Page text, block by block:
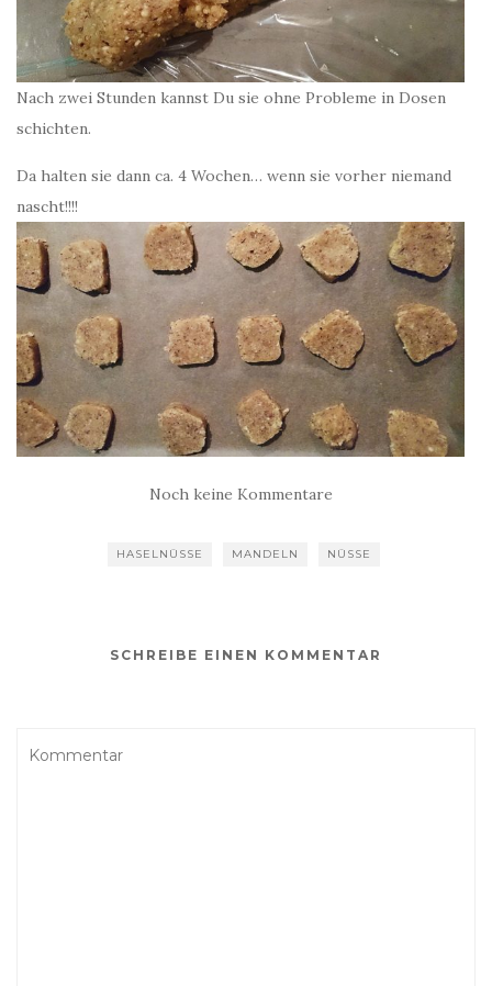
Nach zwei Stunden kannst Du sie ohne Probleme in Dosen
schichten.
Da halten sie dann ca. 4 Wochen… wenn sie vorher niemand
nascht!!!!
Noch keine Kommentare
HASELNÜSSE MANDELN NÜSSE
SCHREIBE EINEN KOMMENTAR